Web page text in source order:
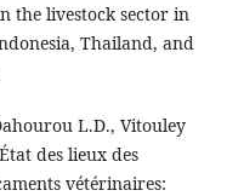
the livestock sector in
Thailand, and
L.D., Vitouley
des lieux des
vétérinaires: